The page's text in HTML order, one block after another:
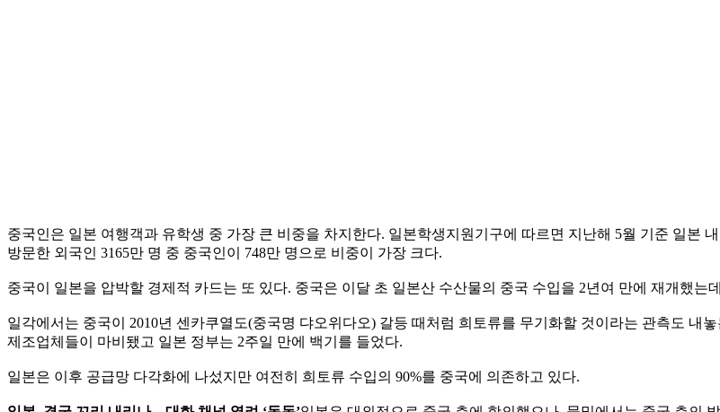
중국인은 일본 여행객과 유학생 중 가장 큰 비중을 차지한다. 일본학생지원기구에 따르면 지난해 5월 기준 일본
방문한 외국인 3165만 명 중 중국인이 748만 명으로 비중이 가장 크다.
중국이 일본을 압박할 경제적 카드는 또 있다. 중국은 이달 초 일본산 수산물의 중국 수입을 2년여 만에 재개했는
일각에서는 중국이 2010년 센카쿠열도(중국명 댜오위다오) 갈등 때처럼 희토류를 무기화할 것이라는 관측도 내
제조업체들이 마비됐고 일본 정부는 2주일 만에 백기를 들었다.
일본은 이후 공급망 다각화에 나섰지만 여전히 희토류 수입의 90%를 중국에 의존하고 있다.